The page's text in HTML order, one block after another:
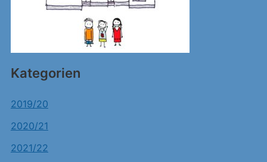
Kategorien
2019/20
2020/21
2021/22